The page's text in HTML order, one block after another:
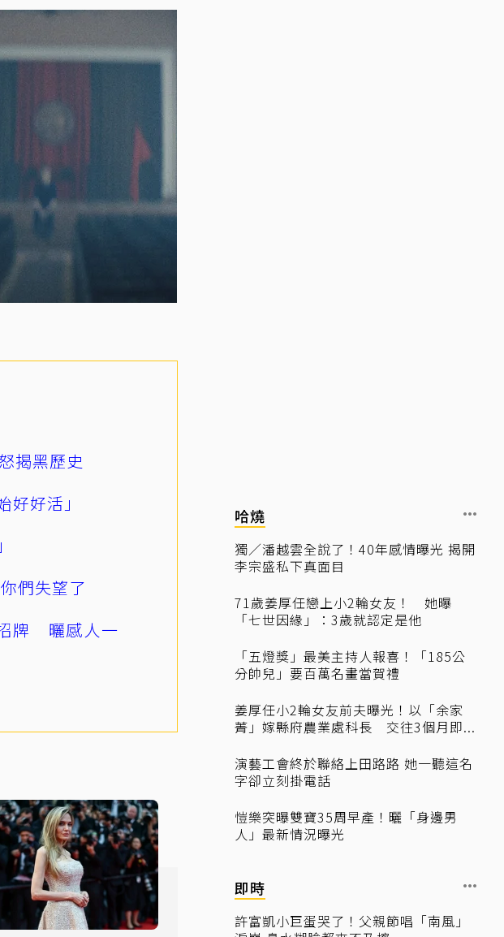
揭黑歷史
好活」
們失望了
牌 曬感人一
哈燒
獨／潘越雲全說了！40年感情曝光 揭開
李宗盛私下真面目
71歲姜厚任戀上小2輪女友！ 她曝
「七世因緣」：3歲就認定是他
「五燈獎」最美主持人報喜！「185公
分帥兒」要百萬名畫當賀禮
姜厚任小2輪女友前夫曝光！以「余家
菁」嫁縣府農業處科長 交往3個月即...
演藝工會終於聯絡上田路路 她一聽這名
字卻立刻掛電話
愷樂突曝雙寶35周早產！曬「身邊男
人」最新情況曝光
即時
許富凱小巨蛋哭了！父親節唱「南風」